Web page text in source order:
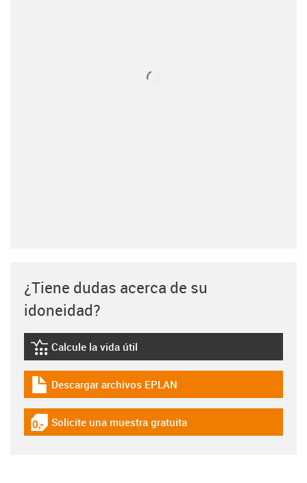
¿Tiene dudas acerca de su
idoneidad?
igus-icon-lebensdauerrechner
Calcule la vida útil
igus-icon-download-plan
Descargar archivos EPLAN
igus-icon-gratismuster
Solicite una muestra gratuita